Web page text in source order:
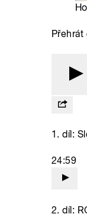
Přehrát
1. díl:
24:59
2. díl: